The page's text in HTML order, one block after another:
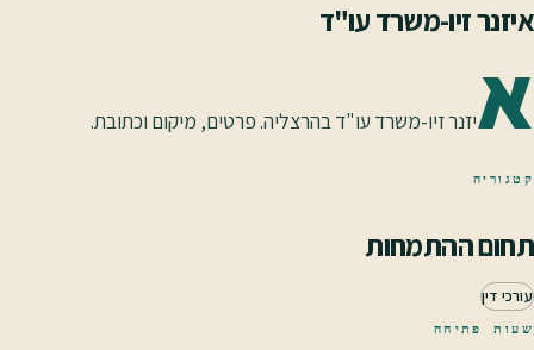
איזנר זיו-משרד עו"ד
איזנר זיו-משרד עו"ד בהרצליה. פרטים, מיקום וכתובת.
קטגוריה
תחום ההתמחות
עורכי דין
שעות פתיחה